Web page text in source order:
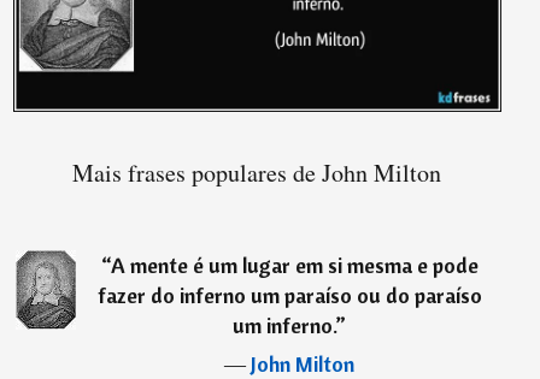
Mais frases populares de John Milton
“A mente é um lugar em si mesma e pode
fazer do inferno um paraíso ou do paraíso
um inferno.”
―John Milton